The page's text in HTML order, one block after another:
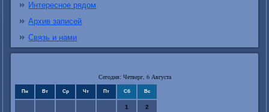
Интересное рядом
Архив записей
Связь и нами
Сегодня: Четверг, 6 Августа
Пн Вт Ср Чт Пт Сб Вс
1 2